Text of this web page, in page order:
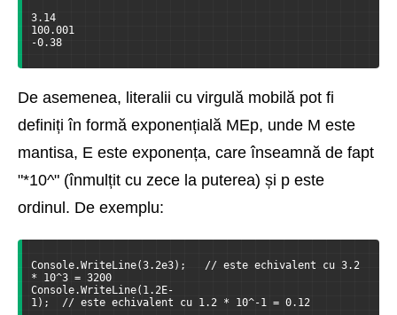
3.14
100.001
-0.38
De asemenea, literalii cu virgulă mobilă pot fi
definiți în formă exponențială MEp, unde M este
mantisa, E este exponența, care înseamnă de fapt
"*10^" (înmulțit cu zece la puterea) și p este
ordinul. De exemplu:
Console.WriteLine(3.2e3);   // este echivalent cu 3.2
* 10^3 = 3200
Console.WriteLine(1.2E-
1);  // este echivalent cu 1.2 * 10^-1 = 0.12